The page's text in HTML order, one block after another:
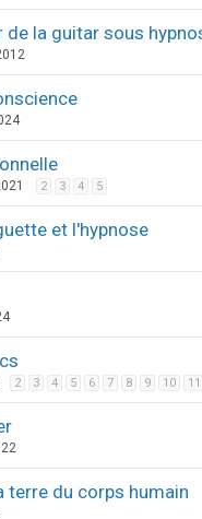
de la guitar sous
2 3 4 5
et l'hypnose
2 3 4 5 6 7 8 9 10 11
terre du corps humain